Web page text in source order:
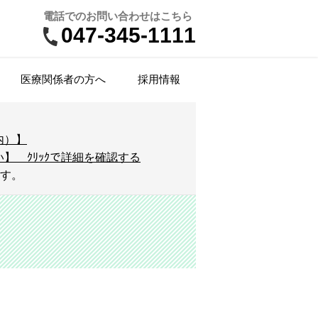
電話でのお問い合わせはこちら
047-345-1111
受診案内
情報提供（カルテ開示）
医療費とお支払方法
内科
器内科
病・内分泌代謝内科
外科
健診
ズドック
立腺がん検査】
ドック
・予防接種のお問い合わせ
ムページに掲載必要な事項（施設
・加算）
年報（アニュアルレポート）
情報保護方針
定・学会認定
栄養指導・健康教室
公式アカウント
医療関係者の方へ
PET/CT検査
（医療機器等）
採用情報
看護師（NP）
医学物理士
工学科
他職種
施設
】
】 ｸﾘｯｸで詳細を確認する
。